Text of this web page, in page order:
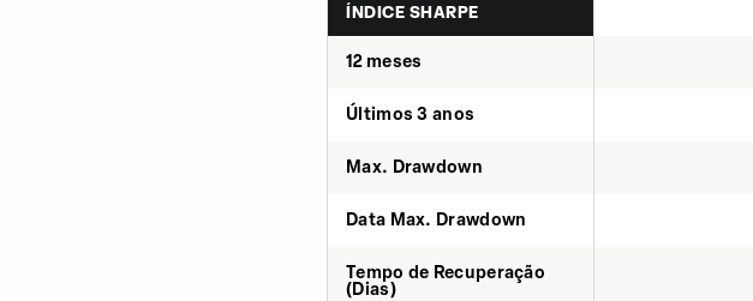
ÍNDICE SHARPE
12 meses
Últimos 3 anos
Max. Drawdown
Data Max. Drawdown
Tempo de Recuperação
(Dias)